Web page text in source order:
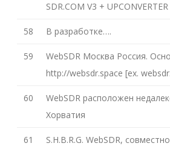
SDR.COM V3 +
58 В разработке….
59
WebSDR Москва Россия.
http://websdr.space [ex.
60
WebSDR расположен
Хорватия
61
S.H.B.R.G. WebSDR,